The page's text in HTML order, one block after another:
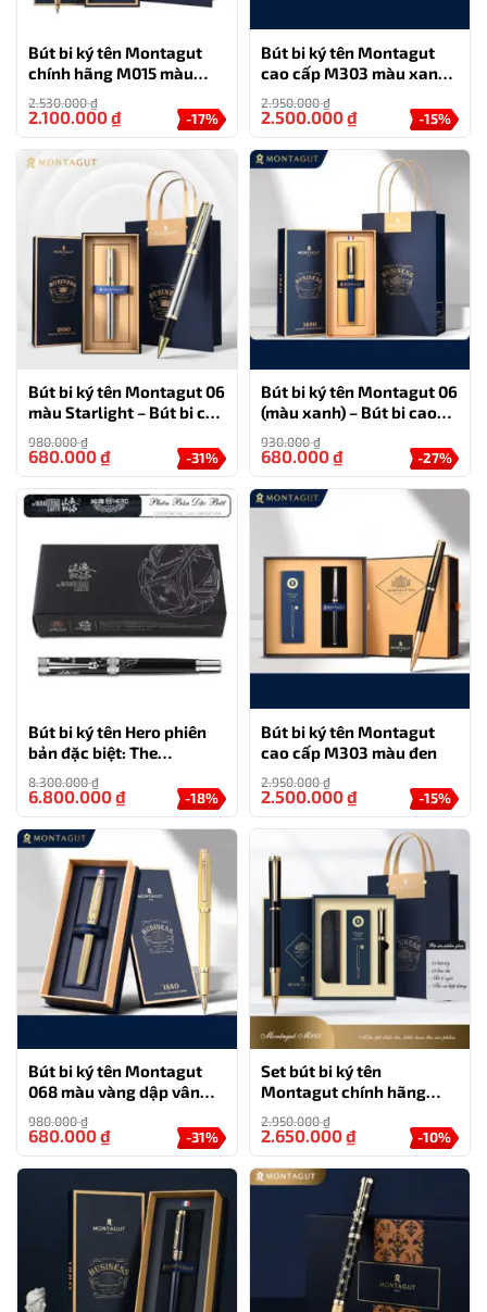
Bút bi ký tên Montagut
chính hãng M015 màu
xanh
2.530.000₫
-17%
2.100.000₫
Bút bi ký tên Montagut
cao cấp M303 màu xanh
ngọc
2.950.000₫
-15%
2.500.000₫
Bút bi ký tên Montagut 06
màu Starlight – Bút bi cao
cấp làm quà tặng sếp
980.000₫
-31%
680.000₫
Bút bi ký tên Montagut 06
(màu xanh) – Bút bi cao
cấp làm quà tặng sếp
930.000₫
-27%
680.000₫
Bút bi ký tên Hero phiên
bản đặc biệt: The
Wandering Earth
8.300.000₫
-18%
6.800.000₫
Bút bi ký tên Montagut
cao cấp M303 màu đen
2.950.000₫
-15%
2.500.000₫
Bút bi ký tên Montagut
068 màu vàng dập vân
cao cấp kèm hộp đựng và
túi
980.000₫
-31%
680.000₫
Set bút bi ký tên
Montagut chính hãng
M265 màu đen đính đá
cao cấp
2.950.000₫
-10%
2.650.000₫